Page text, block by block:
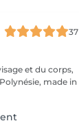
37
et du corps,
made in